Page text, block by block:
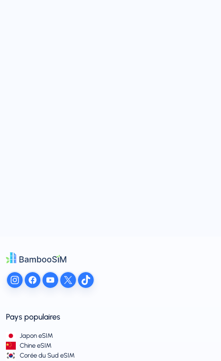
Pays populaires
Japon eSIM
Chine eSIM
Corée du Sud eSIM